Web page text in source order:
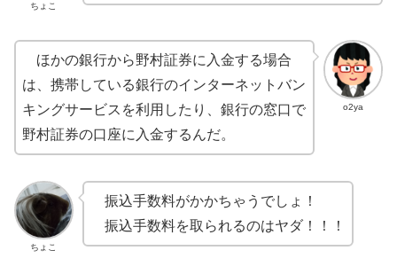
ちょこ
o2ya
ほかの銀行から野村証券に入金する場合
は、携帯している銀行のインターネットバン
キングサービスを利用したり、銀行の窓口で
野村証券の口座に入金するんだ。
ちょこ
振込手数料がかかちゃうでしょ！
振込手数料を取られるのはヤダ！！！